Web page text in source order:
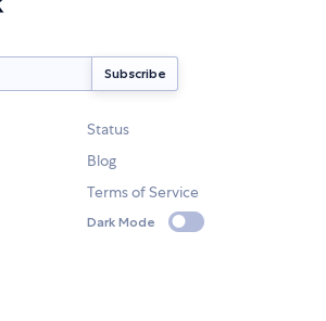
Status
Blog
Terms of Service
Dark Mode